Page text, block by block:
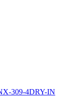
309-4DRY-IN